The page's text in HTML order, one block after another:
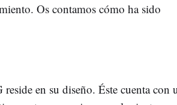
Os contamos cómo ha sido
en su diseño. Éste cuenta con